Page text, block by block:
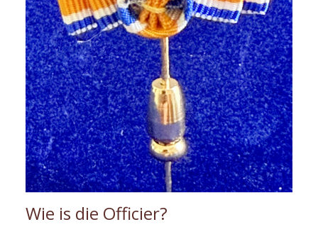
Wie is die Officier?